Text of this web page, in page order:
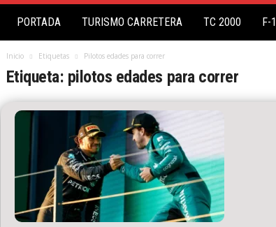
PORTADA TURISMO CARRETERA TC 2000 F-1
Inicio Etiquetas Pilotos edades para correr
Etiqueta: pilotos edades para correr